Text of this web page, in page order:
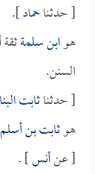
[ حدثناحماد].
هوابن سلمة
السنن.
[ حدثناثابت
هوثابت بن أسلم
[ عنأنس] .